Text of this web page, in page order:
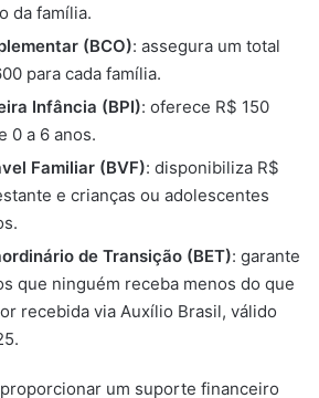
da família.
(BCO): assegura um total
para cada família.
Infância (BPI): oferece R$ 150
0 a 6 anos.
Familiar (BVF): disponibiliza R$
e crianças ou adolescentes
de Transição (BET): garante
que ninguém receba menos do que
recebida via Auxílio Brasil, válido
um suporte financeiro